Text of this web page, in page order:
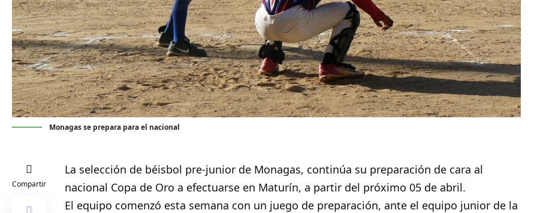
Monagas se prepara para el nacional
Compartir
La selección de béisbol pre-junior de Monagas, continúa su preparación de cara al
nacional Copa de Oro a efectuarse en Maturín, a partir del próximo 05 de abril.
El equipo comenzó esta semana con un juego de preparación, ante el equipo junior de la